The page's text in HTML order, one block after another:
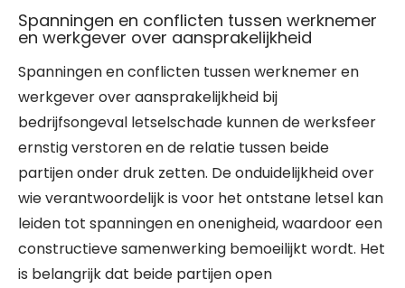
Spanningen en conflicten tussen werknemer
en werkgever over aansprakelijkheid
Spanningen en conflicten tussen werknemer en
werkgever over aansprakelijkheid bij
bedrijfsongeval letselschade kunnen de werksfeer
ernstig verstoren en de relatie tussen beide
partijen onder druk zetten. De onduidelijkheid over
wie verantwoordelijk is voor het ontstane letsel kan
leiden tot spanningen en onenigheid, waardoor een
constructieve samenwerking bemoeilijkt wordt. Het
is belangrijk dat beide partijen open